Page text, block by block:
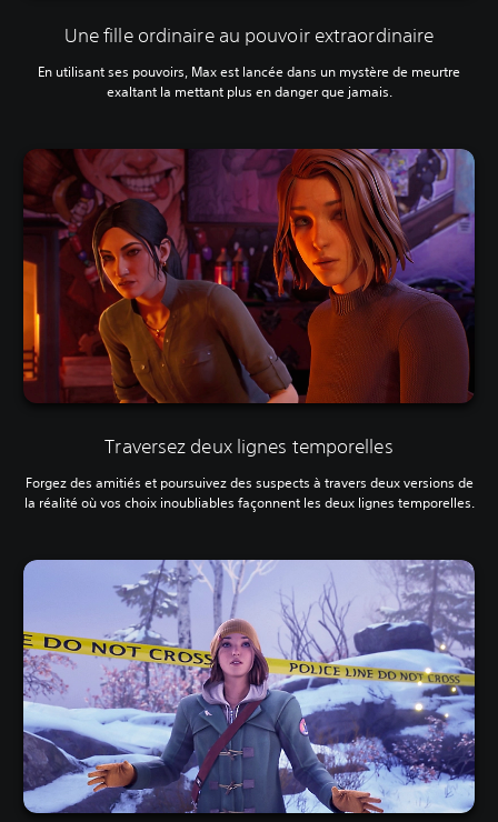
Une fille ordinaire au pouvoir extraordinaire
En utilisant ses pouvoirs, Max est lancée dans un mystère de meurtre
exaltant la mettant plus en danger que jamais.
Traversez deux lignes temporelles
Forgez des amitiés et poursuivez des suspects à travers deux versions de
la réalité où vos choix inoubliables façonnent les deux lignes temporelles.